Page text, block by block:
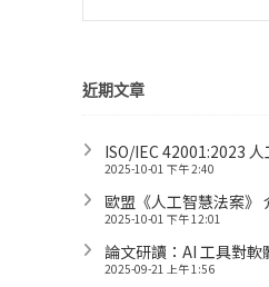
近期文章
ISO/IEC 42001:2023
2025-10-01 下午 2:40
歐盟《人工智慧法案》
2025-10-01 下午 12:01
論文研讀：AI 工具對
2025-09-21 上午 1:56